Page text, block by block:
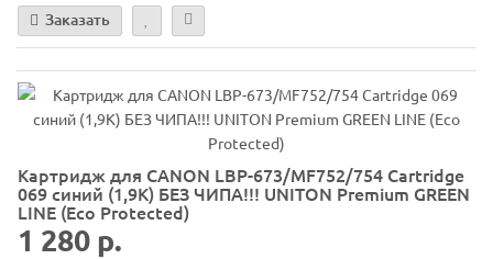
Заказать
Картридж для CANON LBP-673/MF752/754 Cartridge
069 синий (1,9K) БЕЗ ЧИПА!!! UNITON Premium GREEN
LINE (Eco Protected)
1 280 р.